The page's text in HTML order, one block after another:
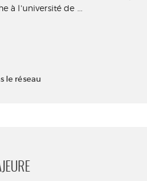
à l'université de ...
le réseau